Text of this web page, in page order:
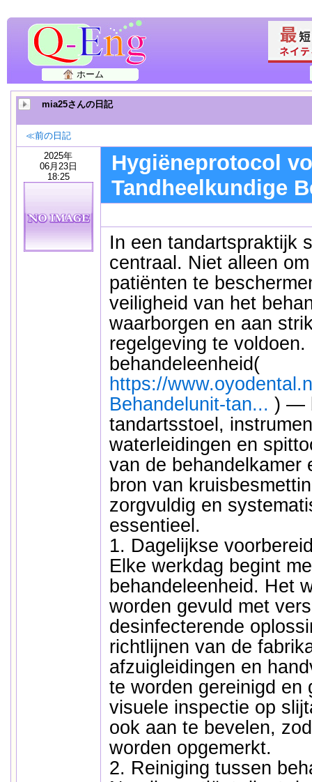
ホーム
mia25さんの日記
≪前の日記
2025年
06月23日
18:25
Hygiëneprotocol
Tandheelkundige
In een tandartspraktijk
centraal. Niet alleen
patiënten te
veiligheid van het
waarborgen en aan
regelgeving te
behandeleenheid(
https://
Behandelunit-tan... ) —
tandartsstoel,
waterleidingen en
van de behandelkamer
bron van
zorgvuldig en
essentieel.
1. Dagelijkse
Elke werkdag begint
behandeleenheid. Het
worden gevuld met
desinfecterende
richtlijnen van de
afzuigleidingen en
te worden gereinigd en
visuele inspectie op
ook aan te bevelen,
worden opgemerkt.
2. Reiniging tussen